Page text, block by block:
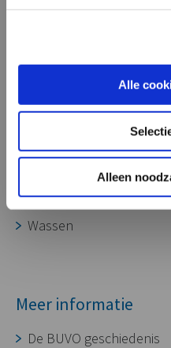
Alle
Alleen
CNC bewerking
Assembleren
Wassen
Meer informatie
De BUVO geschiedenis
onze aluminium
geschikt voor